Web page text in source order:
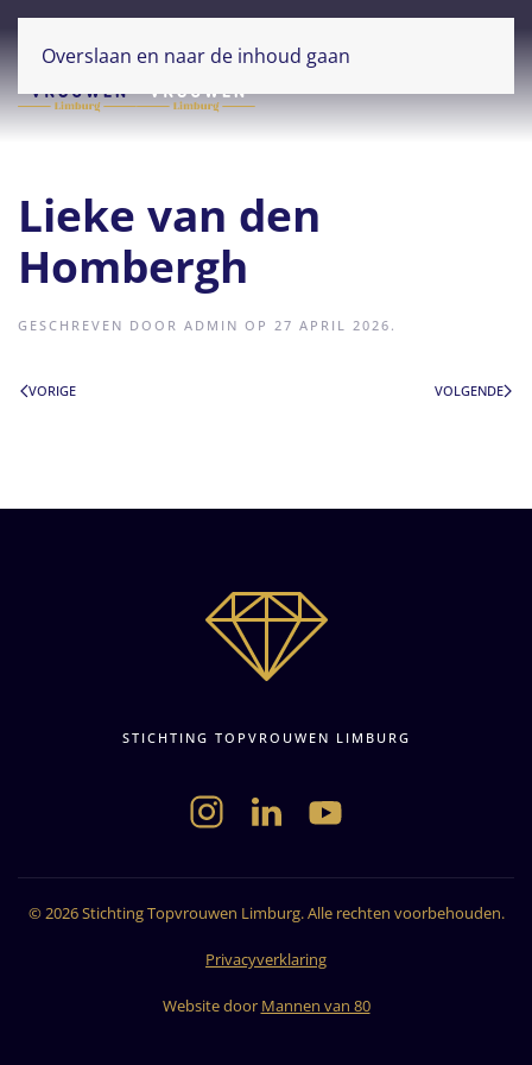
Overslaan en naar de inhoud gaan
Lieke van den
Hombergh
GESCHREVEN DOOR ADMIN OP 27 APRIL 2026 .
VORIGE VOLGENDE
STICHTING TOPVROUWEN LIMBURG
©2026Stichting Topvrouwen Limburg. Alle rechten voorbehouden.
Privacyverklaring
Website door Mannen van 80